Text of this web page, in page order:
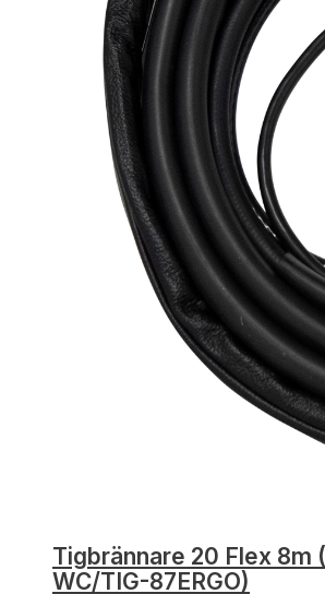
Tigbrännare 20 Flex 8m
WC/TIG-87ERGO)